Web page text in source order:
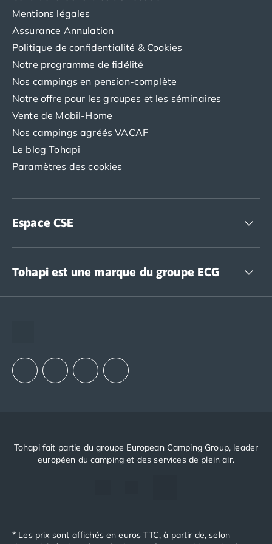
Mentions légales
Assurance Annulation
Politique de confidentialité & Cookies
Notre programme de fidélité
Nos campings en pension-complète
Notre offre pour les groupes et les séminaires
Vente de Mobil-Home
Nos campings agréés VACAF
Le blog Tohapi
Paramètres des cookies
Espace CSE
Tohapi est une marque du groupe ECG
Tohapi fait partie du groupe European Camping Group, leader
européen du camping et des services de plein air.
* Les prix sont affichés en euros TTC, à partir de, selon